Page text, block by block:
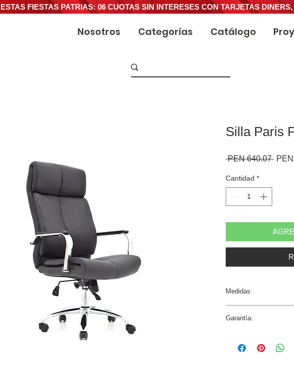
ESTAS FIESTAS PATRIAS: 06 CUOTAS SIN INTERESES CON TARJETAS
Nosotros Categorías Catálogo
Silla Paris
PEN 640.07
Cantidad *
Medidas
Profundidad Total: 71
Altura Piso-Asiento:
Garantía: